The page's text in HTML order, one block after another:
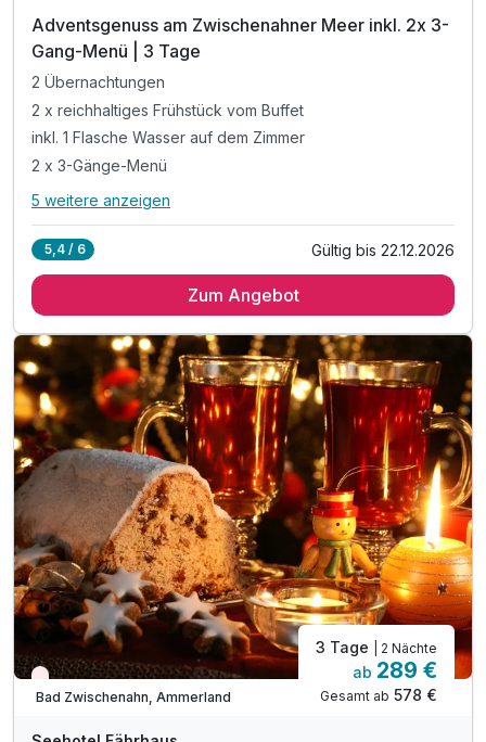
Ausstattung
Zusatznächte
Für 4 Tage
Adventsgenuss am Zwischenahner Meer inkl. 2x 3-
Gang-Menü | 3 Tage
2 Übernachtungen
2 x reichhaltiges Frühstück vom Buffet
inkl. 1 Flasche Wasser auf dem Zimmer
2 x 3-Gänge-Menü
Alle Inklusivleistungen
2 x reichhaltiges Frühstück vom Buffet
2 x 3-Gänge-Menü
1 x Christstollen mit einem Heißgetränk
inkl. Nutzung der Schwimmbad- und Saunalandschaft
inkl. kuscheliger Leihbademantel auf dem Zimmer
kostenfreies WLAN
inkl. Parkplatz nach Verfügbarkeit
5 weitere anzeigen
5,4 / 6 Gültig bis 22.12.2026
Zum Angebot
Wieder frei ab November
Bad Zwischenahn, Ammerland
3 Tage | 2 Nächte
ab 289 €
Gesamt ab 578 €